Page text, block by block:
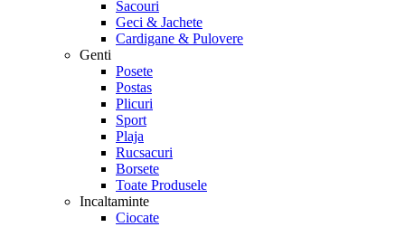
Sacouri
Geci & Jachete
Cardigane & Pulovere
Genti
Posete
Postas
Plicuri
Sport
Plaja
Rucsacuri
Borsete
Toate Produsele
Incaltaminte
Ciocate